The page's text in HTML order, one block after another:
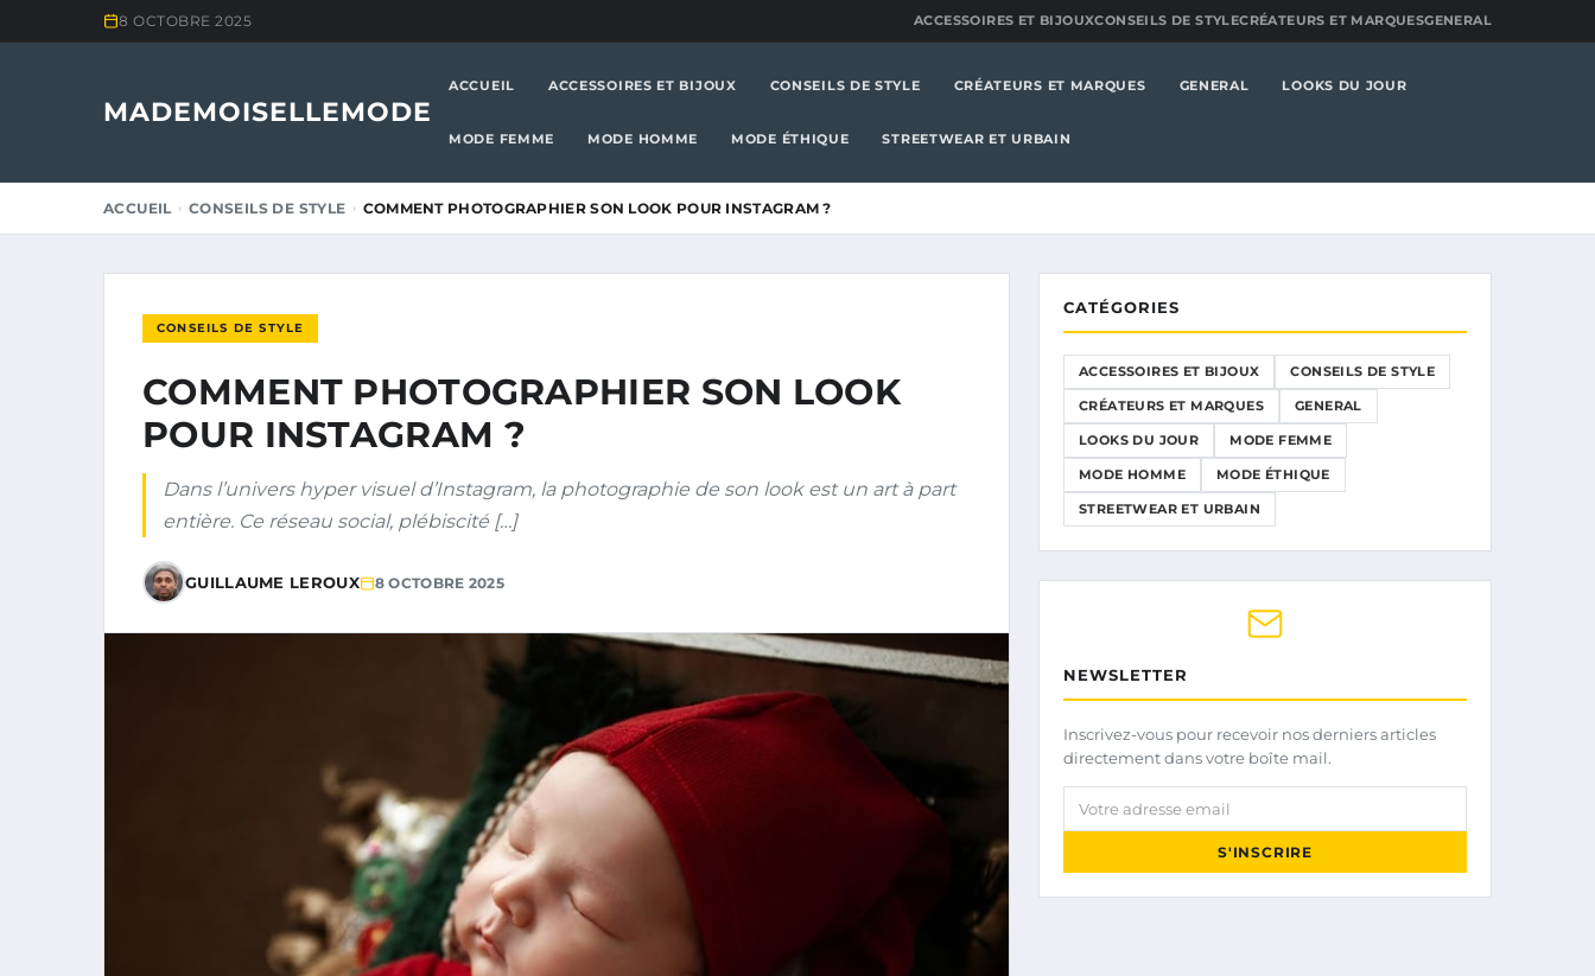
8 OCTOBRE 2025 ACCESSOIRES ET BIJOUXCONSEILS DE STYLECRÉATEURS ET MARQUESGENERAL
MADEMOISELLEMODE
ACCUEIL ACCESSOIRES ET BIJOUX CONSEILS DE STYLE CRÉATEURS ET MARQUES GENERAL LOOKS DU JOUR
MODE FEMME MODE HOMME MODE ÉTHIQUE STREETWEAR ET URBAIN
ACCUEIL CONSEILS DE STYLE COMMENT PHOTOGRAPHIER SON LOOK POUR INSTAGRAM ?
CONSEILS DE STYLE
COMMENT PHOTOGRAPHIER SON LOOK
POUR INSTAGRAM ?
Dans l’univers hyper visuel d’Instagram, la photographie de son look est un art à part
entière. Ce réseau social, plébiscité […]
GUILLAUME LEROUX 8 OCTOBRE 2025
CATÉGORIES
ACCESSOIRES ET BIJOUX CONSEILS DE STYLE
CRÉATEURS ET MARQUES GENERAL
LOOKS DU JOUR MODE FEMME
MODE HOMME MODE ÉTHIQUE
STREETWEAR ET URBAIN
NEWSLETTER
Inscrivez-vous pour recevoir nos derniers articles
directement dans votre boîte mail.
Votre adresse email
S'INSCRIRE